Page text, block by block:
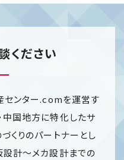
ください
センター.comを運営す
中国地方に特化したサ
くりのパートナーとし
設計～メカ設計までの